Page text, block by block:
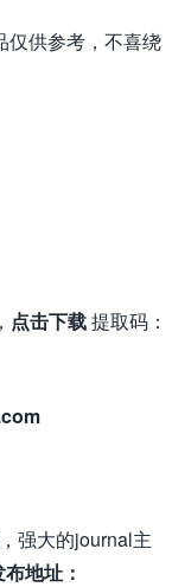
仅供参考，不喜绕
， 点击下载提取码：
强大的journal主
地址：